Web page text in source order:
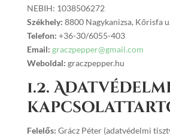
NEBIH: 1038506272
Székhely: 8800 Nagykanizsa, Kőrisfa
Telefon: +36-30/6055-403
Email: graczpepper@gmail.com
Weboldal: graczpepper.hu
1.2.
Felelős: Grácz Péter (adatvédelmi